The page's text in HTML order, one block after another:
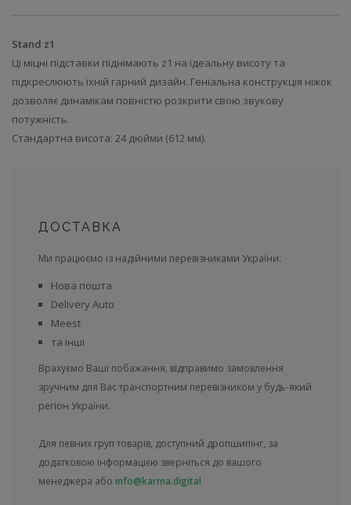
Stand z1
Ці міцні підставки піднімають z1 на ідеальну висоту та
підкреслюють їхній гарний дизайн. Геніальна конструкція ніжок
дозволяє динамікам повністю розкрити свою звукову
потужність.
Стандартна висота: 24 дюйми (612 мм).
ДОСТАВКА
Ми працюємо із надійними перевізниками України:
Нова пошта
Delivery Auto
Meest
та інші
Врахуємо Ваші побажання, відправимо замовлення
зручним для Вас транспортним перевізником у будь-який
регіон України.
Для певних груп товарів, доступний дропшипінг, за
додатковою інформацією зверніться до вашого
менеджера або info@karma.digital